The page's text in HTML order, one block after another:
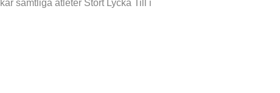
samtliga atleter Stort Lycka Till i